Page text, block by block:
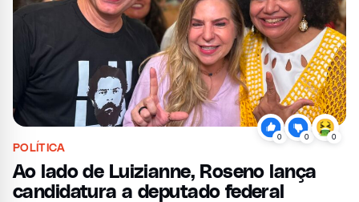
0 0 0
POLÍTICA
Ao lado de Luizianne, Roseno lança
candidatura a deputado federal